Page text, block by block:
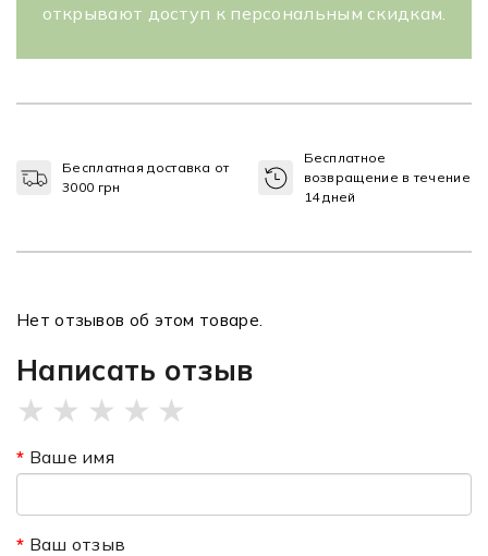
открывают доступ к персональным скидкам.
Бесплатная доставка от
3000 грн
Бесплатное
возвращение в течение
14 дней
Нет отзывов об этом товаре.
Написать отзыв
★ ★ ★ ★ ★
Ваше имя
Ваш отзыв